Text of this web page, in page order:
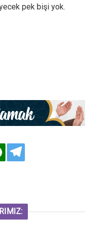
pek bişi yok.